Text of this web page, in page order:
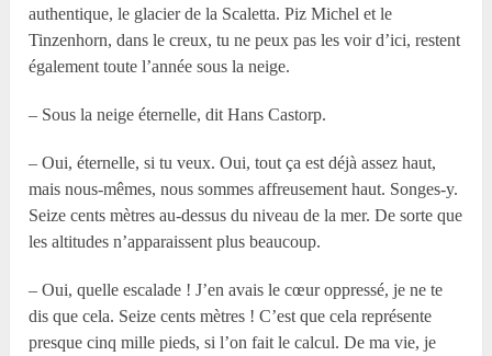
authentique, le glacier de la Scaletta. Piz Michel et le
Tinzenhorn, dans le creux, tu ne peux pas les voir d’ici, restent
également toute l’année sous la neige.
– Sous la neige éternelle, dit Hans Castorp.
– Oui, éternelle, si tu veux. Oui, tout ça est déjà assez haut,
mais nous-mêmes, nous sommes affreusement haut. Songes-y.
Seize cents mètres au-dessus du niveau de la mer. De sorte que
les altitudes n’apparaissent plus beaucoup.
– Oui, quelle escalade ! J’en avais le cœur oppressé, je ne te
dis que cela. Seize cents mètres ! C’est que cela représente
presque cinq mille pieds, si l’on fait le calcul. De ma vie, je